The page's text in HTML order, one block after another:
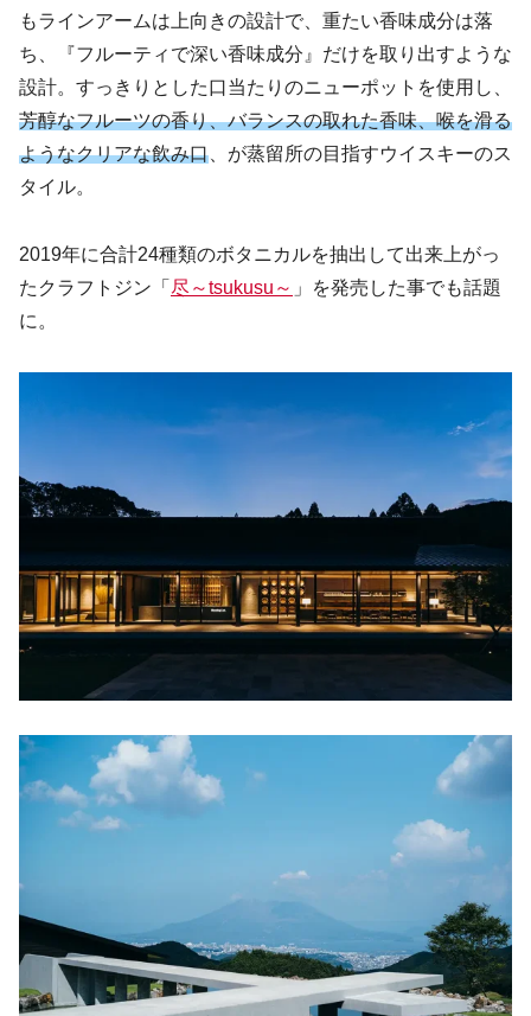
もラインアームは上向きの設計で、重たい香味成分は落
ち、『フルーティで深い香味成分』だけを取り出すような
設計。すっきりとした口当たりのニューポットを使用し、
芳醇なフルーツの香り、バランスの取れた香味、喉を滑る
ようなクリアな飲み口 、が蒸留所の目指すウイスキーのス
タイル。
2019年に合計24種類のボタニカルを抽出して出来上がっ
たクラフトジン「 尽～tsukusu～ 」を発売した事でも話題
に。